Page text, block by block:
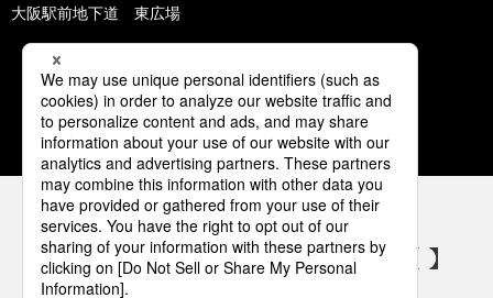
大阪駅前地下道 東広場
1 2 3 4 5
パナソニックの電気設備 SNSアカウント